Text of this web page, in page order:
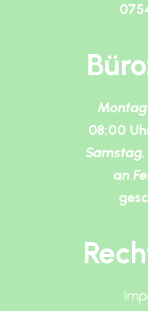
08:00
an